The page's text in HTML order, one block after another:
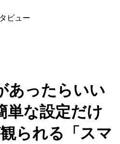
ビュー
あったらいい
単な設定だけ
られる「スマ